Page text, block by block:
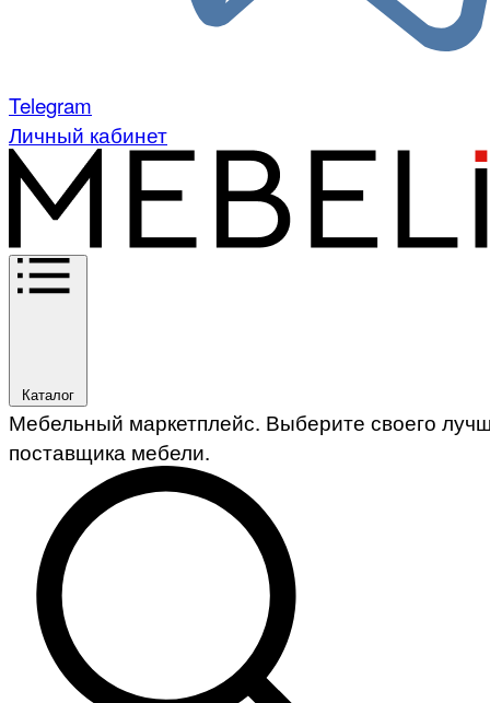
Telegram
Личный кабинет
Каталог
Мебельный маркетплейс. Выберите своего
поставщика мебели.